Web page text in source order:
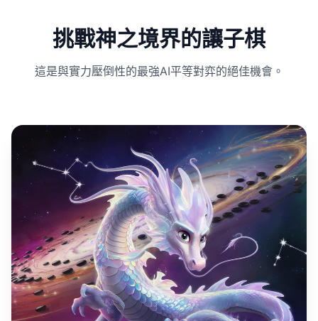
挑戰神之境界的讓子棋
這是與實力壓倒性的最強AI平等對弈的絕佳機會。